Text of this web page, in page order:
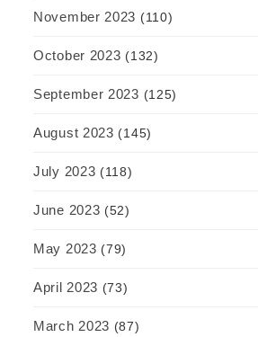
November 2023 (110)
October 2023 (132)
September 2023 (125)
August 2023 (145)
July 2023 (118)
June 2023 (52)
May 2023 (79)
April 2023 (73)
March 2023 (87)